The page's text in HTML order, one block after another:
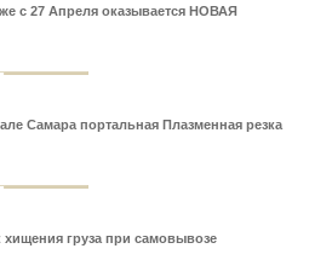
с 27 Апреля оказывается НОВАЯ
Самара портальная Плазменная резка
хищения груза при самовывозе